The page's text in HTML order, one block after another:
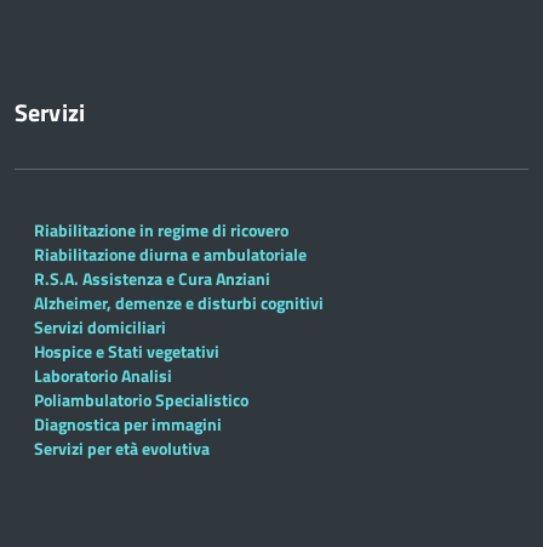
Servizi
Riabilitazione in regime di ricovero
Riabilitazione diurna e ambulatoriale
R.S.A. Assistenza e Cura Anziani
Alzheimer, demenze e disturbi cognitivi
Servizi domiciliari
Hospice e Stati vegetativi
Laboratorio Analisi
Poliambulatorio Specialistico
Diagnostica per immagini
Servizi per età evolutiva